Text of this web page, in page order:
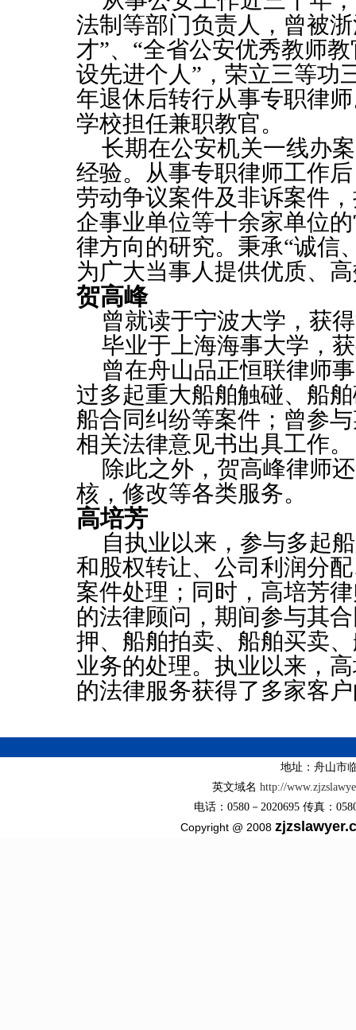
法制等部门负责人，曾被
才”、“全省公安优秀教师
设先进个人”，荣立三等功
年退休后转行从事专职律
学校担任兼职教官。
长期在公安机关一线办
经验。从事专职律师工作
劳动争议案件及非诉案件
企事业单位等十余家单位
律方向的研究。秉承“诚信
为广大当事人提供优质、
贺高峰
曾就读于宁波大学，获
毕业于上海海事大学，
曾在舟山品正恒联律师
过多起重大船舶触碰、船
船合同纠纷等案件；曾参
相关法律意见书出具工作。
除此之外，贺高峰律师
核，修改等各类服务。
高培芳
自执业以来，参与多起
和股权转让、公司利润分
案件处理；同时，高培芳
的法律顾问，期间参与其
押、船舶拍卖、船舶买卖
业务的处理。执业以来，
的法律服务获得了多家客
地址：舟山市
英文域名http://
电话：0580－2020695 传真：
Copyright @ 2008